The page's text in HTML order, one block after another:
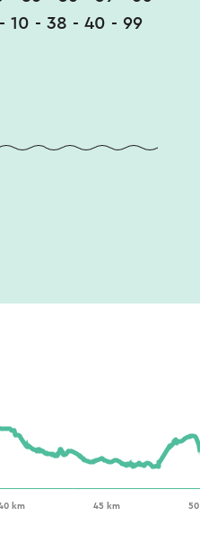
10 - 38 - 40 - 99